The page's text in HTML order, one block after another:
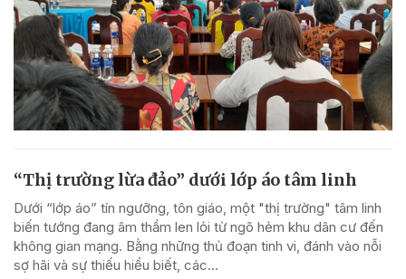
“Thị trường lừa đảo” dưới lớp áo tâm linh
Dưới “lớp áo” tín ngưỡng, tôn giáo, một "thị trường" tâm linh
biến tướng đang âm thầm len lỏi từ ngõ hẻm khu dân cư đến
không gian mạng. Bằng những thủ đoạn tinh vi, đánh vào nỗi
sợ hãi và sự thiếu hiểu biết, các...